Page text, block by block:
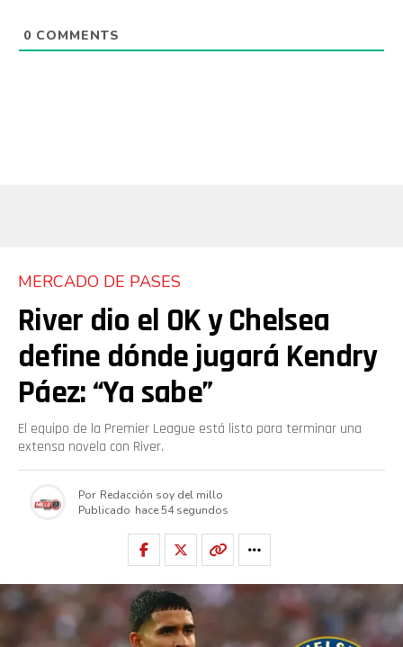
0 COMMENTS
MERCADO DE PASES
River dio el OK y Chelsea
define dónde jugará Kendry
Páez: “Ya sabe”
El equipo de la Premier League está listo para terminar una
extensa novela con River.
Por Redacción soy del millo
Publicado hace 54 segundos